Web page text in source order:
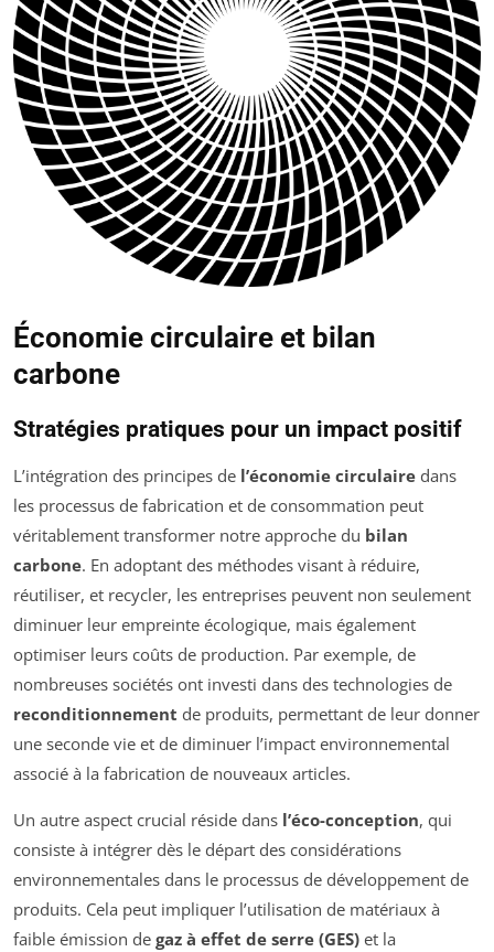
Économie circulaire et bilan
carbone
Stratégies pratiques pour un impact positif
L’intégration des principes de l’économie circulaire dans
les processus de fabrication et de consommation peut
véritablement transformer notre approche du bilan
carbone. En adoptant des méthodes visant à réduire,
réutiliser, et recycler, les entreprises peuvent non seulement
diminuer leur empreinte écologique, mais également
optimiser leurs coûts de production. Par exemple, de
nombreuses sociétés ont investi dans des technologies de
reconditionnement de produits, permettant de leur donner
une seconde vie et de diminuer l’impact environnemental
associé à la fabrication de nouveaux articles.
Un autre aspect crucial réside dans l’éco-conception, qui
consiste à intégrer dès le départ des considérations
environnementales dans le processus de développement de
produits. Cela peut impliquer l’utilisation de matériaux à
faible émission de gaz à effet de serre (GES) et la